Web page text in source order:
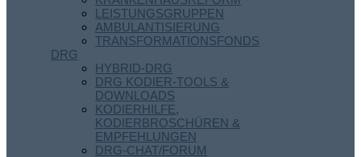
LEISTUNGSGRUPPEN
AMBULANTISIERUNG
TRANSFORMATIONSFONDS
DRG
HYBRID-DRG
DRG KODIER-TOOLS &
DOWNLOADS
KODIERHILFE,
KODIERBROSCHÜREN &
EMPFEHLUNGEN
DRG-CHAT/FORUM